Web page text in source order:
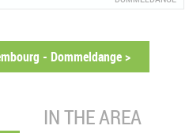
- Dommeldange >
IN THE AREA